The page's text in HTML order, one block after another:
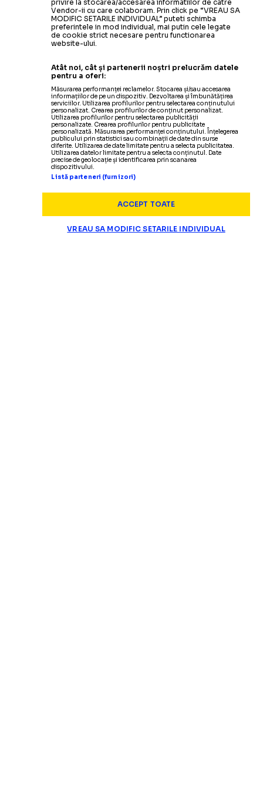
privire la stocarea/accesarea informatiilor de catre
Vendor-ii cu care colaboram. Prin click pe “VREAU SA
MODIFIC SETARILE INDIVIDUAL” puteti schimba
preferintele in mod individual, mai putin cele legate
de cookie strict necesare pentru functionarea
website-ului.
Atât noi, cât și partenerii noștri prelucrăm datele
pentru a oferi:
Măsurarea performanței reclamelor. Stocarea și/sau accesarea
informațiilor de pe un dispozitiv. Dezvoltarea și îmbunătățirea
serviciilor. Utilizarea profilurilor pentru selectarea conținutului
personalizat. Crearea profilurilor de conținut personalizat.
Utilizarea profilurilor pentru selectarea publicității
personalizate. Crearea profilurilor pentru publicitate
personalizată. Măsurarea performanței conținutului. Înțelegerea
publicului prin statistici sau combinații de date din surse
diferite. Utilizarea de date limitate pentru a selecta publicitatea.
Utilizarea datelor limitate pentru a selecta conținutul. Date
precise de geolocație și identificarea prin scanarea
dispozitivului.
Listă parteneri (furnizori)
ACCEPT TOATE
VREAU SA MODIFIC SETARILE INDIVIDUAL